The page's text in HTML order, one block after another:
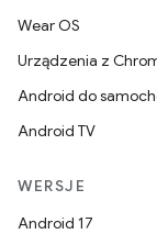
Wear OS
Urządzenia z
Android do
Android TV
WERSJE
Android 17